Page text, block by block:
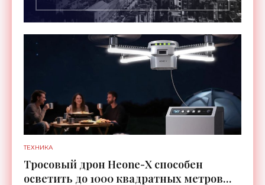
ТЕХНИКА
Тросовый дрон Heone-X способен
осветить до 1000 квадратных метров